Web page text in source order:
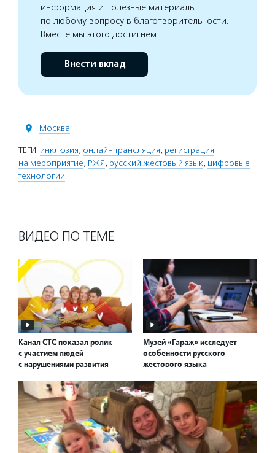
информация и полезные материалы
по любому вопросу в благотворительности.
Вместе мы этого достигнем
Внести вклад
Москва
ТЕГИ: инклюзия, онлайн трансляция, регистрация
на мероприятие, РЖЯ, русский жестовый язык, цифровые
технологии
ВИДЕО ПО ТЕМЕ
Канал СТС показал ролик
с участием людей
с нарушениями развития
Музей «Гараж» исследует
особенности русского
жестового языка